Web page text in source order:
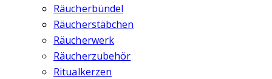
Räucherbündel
Räucherstäbchen
Räucherwerk
Räucherzubehör
Ritualkerzen